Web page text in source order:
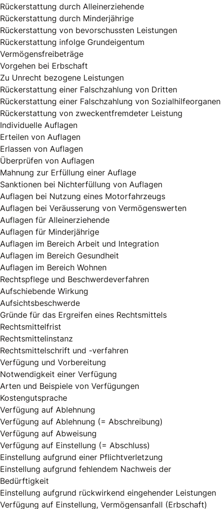
Rückerstattung durch Alleinerziehende
Rückerstattung durch Minderjährige
Rückerstattung von bevorschussten Leistungen
Rückerstattung infolge Grundeigentum
Vermögensfreibeträge
Vorgehen bei Erbschaft
Zu Unrecht bezogene Leistungen
Rückerstattung einer Falschzahlung von Dritten
Rückerstattung einer Falschzahlung von Sozialhilfeorganen
Rückerstattung von zweckentfremdeter Leistung
Individuelle Auflagen
Erteilen von Auflagen
Erlassen von Auflagen
Überprüfen von Auflagen
Mahnung zur Erfüllung einer Auflage
Sanktionen bei Nichterfüllung von Auflagen
Auflagen bei Nutzung eines Motorfahrzeugs
Auflagen bei Veräusserung von Vermögenswerten
Auflagen für Alleinerziehende
Auflagen für Minderjährige
Auflagen im Bereich Arbeit und Integration
Auflagen im Bereich Gesundheit
Auflagen im Bereich Wohnen
Rechtspflege und Beschwerdeverfahren
Aufschiebende Wirkung
Aufsichtsbeschwerde
Gründe für das Ergreifen eines Rechtsmittels
Rechtsmittelfrist
Rechtsmittelinstanz
Rechtsmittelschrift und -verfahren
Verfügung und Vorbereitung
Notwendigkeit einer Verfügung
Arten und Beispiele von Verfügungen
Kostengutsprache
Verfügung auf Ablehnung
Verfügung auf Ablehnung (= Abschreibung)
Verfügung auf Abweisung
Verfügung auf Einstellung (= Abschluss)
Einstellung aufgrund einer Pflichtverletzung
Einstellung aufgrund fehlendem Nachweis der
Bedürftigkeit
Einstellung aufgrund rückwirkend eingehender Leistungen
Verfügung auf Einstellung, Vermögensanfall (Erbschaft)